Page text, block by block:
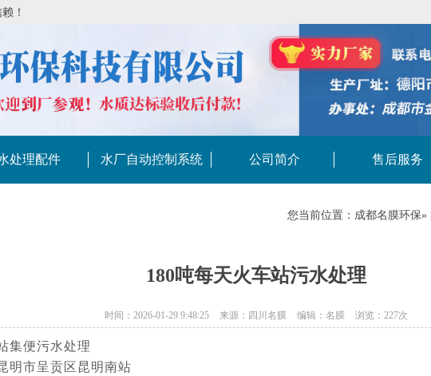
！
处理配件 水厂自动控制系统 公司简介 售后服务
您当前位置： 成都名膜环保»
180吨每天火车站污水处理
时间：2026-01-29 9:48:25 来源：四川名膜 编辑：名膜 浏览：227次
集便污水处理
明市呈贡区昆明南站